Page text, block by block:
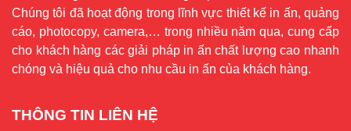
Chúng tôi đã hoạt động trong lĩnh vực thiết kế in ấn, quảng
cáo, photocopy, camera,… trong nhiều năm qua, cung cấp
cho khách hàng các giải pháp in ấn chất lượng cao nhanh
chóng và hiệu quả cho nhu cầu in ấn của khách hàng.
THÔNG TIN LIÊN HỆ